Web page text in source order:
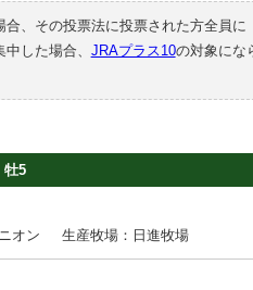
、その投票法に投票された方全員に
した場合、 JRAプラス10の対象にな
牡5
オン
生産牧場：日進牧場